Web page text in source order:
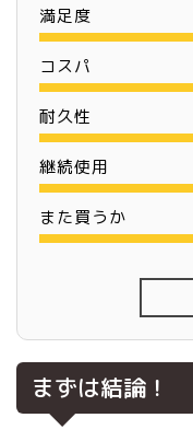
満足度
コスパ
耐久性
継続使用
また買うか
まずは結論！